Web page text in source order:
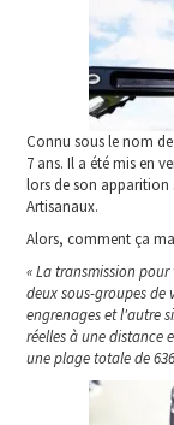
Connu sous le nom
7 ans. Il a été mis en
lors de son apparition
Artisanaux.
Alors, comment ça
« La transmission
deux sous-groupes de
engrenages et l'autre
réelles à une distance
une plage totale de